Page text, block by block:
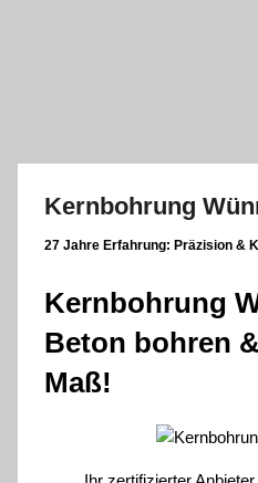
Kernbohrung
27 Jahre Erfahrung: Präzision &
Kernbohrung
Beton bohren
Maß!